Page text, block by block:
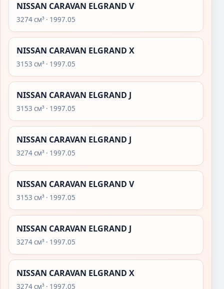
NISSAN CARAVAN ELGRAND V
3274 см³ · 1997.05
NISSAN CARAVAN ELGRAND X
3153 см³ · 1997.05
NISSAN CARAVAN ELGRAND J
3153 см³ · 1997.05
NISSAN CARAVAN ELGRAND J
3274 см³ · 1997.05
NISSAN CARAVAN ELGRAND V
3153 см³ · 1997.05
NISSAN CARAVAN ELGRAND J
3274 см³ · 1997.05
NISSAN CARAVAN ELGRAND X
3274 см³ · 1997.05